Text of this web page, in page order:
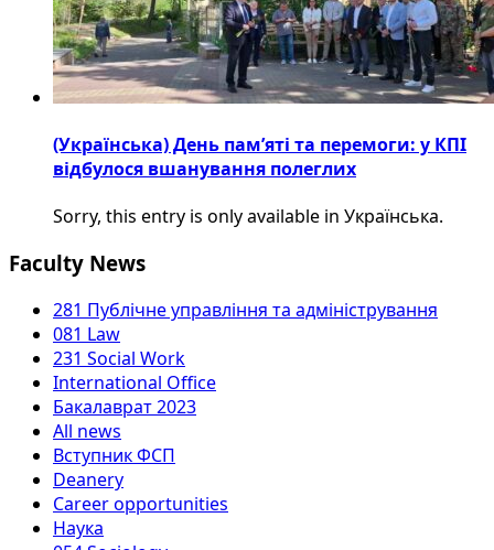
(Українська) День пам’яті та перемоги: у КПІ
відбулося вшанування полеглих
Sorry, this entry is only available in Українська.
Faculty News
281 Публічне управління та адміністрування
081 Law
231 Social Work
International Office
Бакалаврат 2023
All news
Вступник ФСП
Deanery
Career opportunities
Наука